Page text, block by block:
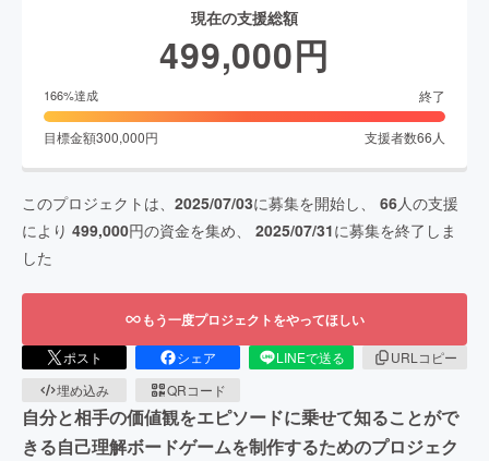
現在の支援総額
499,000円
166%達成 終了
目標金額300,000円 支援者数66 人
このプロジェクトは、 2025/07/03に募集を開始し、 66人の支援
により 499,000円の資金を集め、 2025/07/31に募集を終了しま
した
もう一度プロジェクトをやってほしい
ポスト シェア LINEで送る
URLコピー
埋め込み
QRコード
自分と相手の価値観をエピソードに乗せて知ることがで
きる自己理解ボードゲームを制作するためのプロジェク